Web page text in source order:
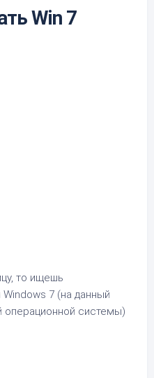
Win 7
то ищешь
7 (на данный
системы)